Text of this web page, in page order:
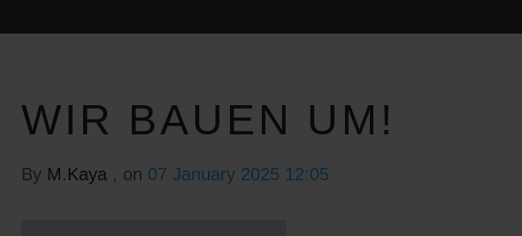
WIR BAUEN UM!
By M.Kaya , on 07 January 2025 12:05